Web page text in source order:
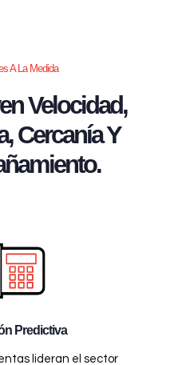
A La Medida
Velocidad,
Cercanía Y
Predictiva
lideran el sector